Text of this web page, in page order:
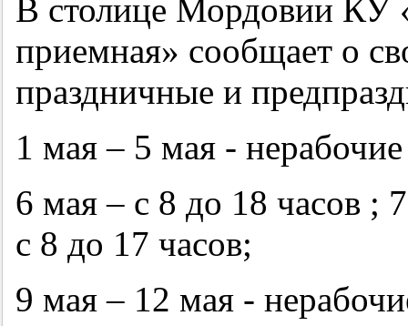
В столице Мордовии КУ
приемная» сообщает о
праздничные и
1 мая – 5 мая -
6 мая – с 8 до 18 часов ;
с 8 до 17 часов;
9 мая – 12 мая -